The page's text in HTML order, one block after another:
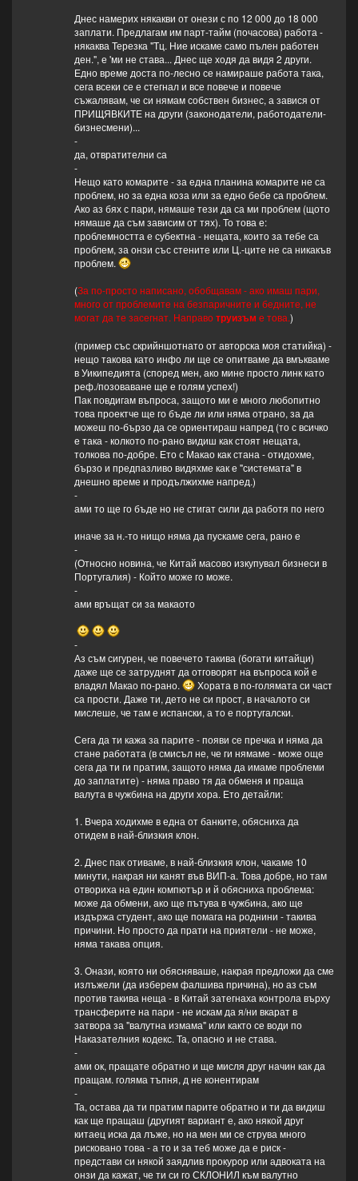
Днес намерих някакви от онези с по 12 000 до 18 000
заплати. Предлагам им парт-тайм (почасова) работа -
някаква Терезка "Тц. Ние искаме само пълен работен
ден.", е 'ми не става... Днес ще ходя да видя 2 други.
Едно време доста по-лесно се намираше работа така,
сега всеки се е стегнал и все повече и повече
съжалявам, че си нямам собствен бизнес, а завися от
ПРИЩЯВКИТЕ на други (законодатели, работодатели-
бизнесмени)...
-
да, отвратителни са
-
Нещо като комарите - за една планина комарите не са
проблем, но за една коза или за едно бебе са проблем.
Ако аз бях с пари, нямаше тези да са ми проблем (щото
нямаше да съм зависим от тях). То това е:
проблемността е субектна - нещата, които за тебе са
проблем, за онзи със стените или Ц.-ците не са никакъв
проблем.
(За по-просто написано, обобщавам - ако имаш пари,
много от проблемите на безпаричните и бедните, не
могат да те засегнат. Направотруизъм е това.)
(пример със скрийншотнато от авторска моя статийка) -
нещо такова като инфо ли ще се опитваме да вмъкваме
в Уикипедията (според мен, ако мине просто линк като
реф./позоваване ще е голям успех!)
Пак повдигам въпроса, защото ми е много любопитно
това проектче ще го бъде ли или няма отрано, за да
можеш по-бързо да се ориентираш напред (то с всичко
е така - колкото по-рано видиш как стоят нещата,
толкова по-добре. Ето с Макао как стана - отидохме,
бързо и предпазливо видяхме как е "системата" в
днешно време и продължихме напред.)
-
ами то ще го бъде но не стигат сили да работя по него
иначе за н.-то нищо няма да пускаме сега, рано е
-
(Относно новина, че Китай масово изкупувал бизнеси в
Португалия) - Който може го може.
-
ами връщат си за макаото
-
Аз съм сигурен, че повечето такива (богати китайци)
даже ще се затруднят да отговорят на въпроса кой е
владял Макао по-рано.
Хората в по-голямата си част
са прости. Даже ти, дето не си прост, в началото си
мислеше, че там е испански, а то е португалски.
Сега да ти кажа за парите - появи се пречка и няма да
стане работата (в смисъл не, че ги нямаме - може още
сега да ти ги пратим, защото няма да имаме проблеми
до заплатите) - няма право тя да обменя и праща
валута в чужбина на други хора. Ето детайли:
1. Вчера ходихме в една от банките, обясниха да
отидем в най-близкия клон.
2. Днес пак отиваме, в най-близкия клон, чакаме 10
минути, накрая ни канят във ВИП-а. Това добре, но там
отвориха на един компютър и й обясниха проблема:
може да обмени, ако ще пътува в чужбина, ако ще
издържа студент, ако ще помага на роднини - такива
причини. Но просто да прати на приятели - не може,
няма такава опция.
3. Онази, която ни обясняваше, накрая предложи да сме
излъжели (да изберем фалшива причина), но аз съм
против такива неща - в Китай затегнаха контрола върху
трансферите на пари - не искам да я/ни вкарат в
затвора за "валутна измама" или както се води по
Наказателния кодекс. Та, опасно и не става.
-
ами ок, пращате обратно и ще мисля друг начин как да
пращам. голяма тъпня, д не конентирам
-
Та, остава да ти пратим парите обратно и ти да видиш
как ще пращаш (другият вариант е, ако някой друг
китаец иска да лъже, но на мен ми се струва много
рисковано това - а то и за теб може да е риск -
представи си някой заядлив прокурор или адвоката на
онзи да кажат, че ти си го СКЛОНИЛ към валутно